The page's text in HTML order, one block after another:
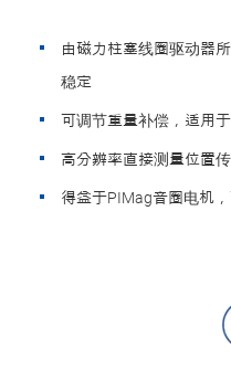
由磁力柱塞线圈驱动器
稳定
可调节重量补偿，适用
高分辨率直接测量位置
得益于PIMag音圈电机